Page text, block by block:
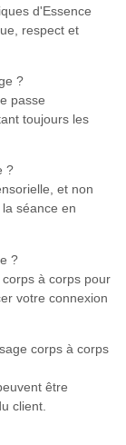
d'Essence
respect et
?
passe
toujours les
?
et non
séance en
?
à corps pour
votre connexion
corps à corps
être
client.